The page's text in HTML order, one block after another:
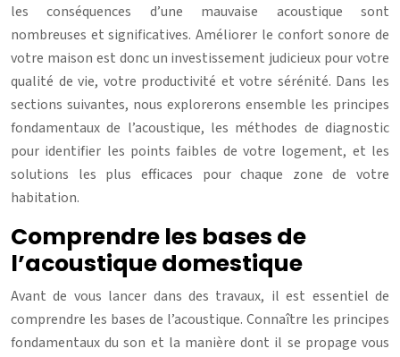
les conséquences d’une mauvaise acoustique sont
nombreuses et significatives. Améliorer le confort sonore de
votre maison est donc un investissement judicieux pour votre
qualité de vie, votre productivité et votre sérénité. Dans les
sections suivantes, nous explorerons ensemble les principes
fondamentaux de l’acoustique, les méthodes de diagnostic
pour identifier les points faibles de votre logement, et les
solutions les plus efficaces pour chaque zone de votre
habitation.
Comprendre les bases de
l’acoustique domestique
Avant de vous lancer dans des travaux, il est essentiel de
comprendre les bases de l’acoustique. Connaître les principes
fondamentaux du son et la manière dont il se propage vous